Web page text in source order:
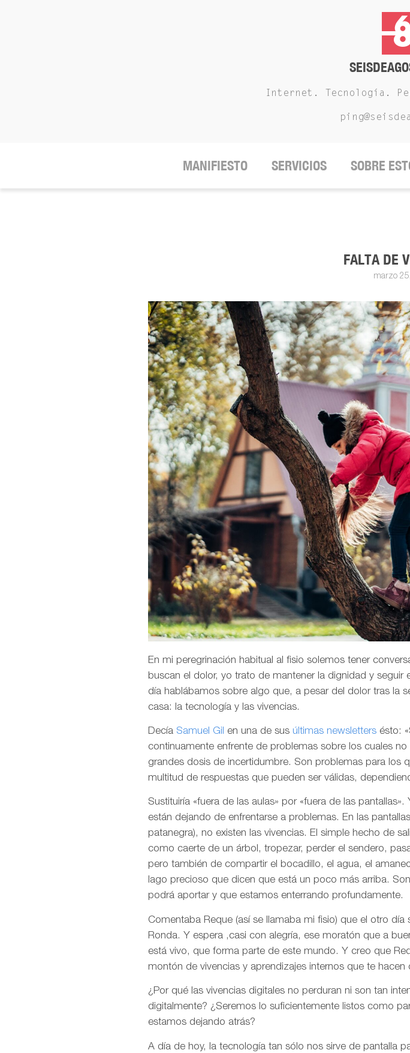
Internet. Tecnología.
MANIFIESTO SERVICIOS SOBRE
FALTA DE
marzo
En mi peregrinación habitual al fisio solemos tener
buscan el dolor, yo trato de mantener la dignidad y
día hablábamos sobre algo que, a pesar del dolor tras la
casa: la tecnología y las vivencias.
Decía Samuel Gil en una de sus últimas newsletters ésto:
continuamente enfrente de problemas sobre los cuales
grandes dosis de incertidumbre. Son problemas para los
multitud de respuestas que pueden ser válidas,
Sustituiría «fuera de las aulas» por «fuera de las
están dejando de enfrentarse a problemas. En las
patanegra), no existen las vivencias. El simple hecho de
como caerte de un árbol, tropezar, perder el sendero,
pero también de compartir el bocadillo, el agua, el
lago precioso que dicen que está un poco más arriba.
podrá aportar y que estamos enterrando profundamente.
Comentaba Reque (así se llamaba mi fisio) que el otro
Ronda. Y espera ,casi con alegría, ese moratón que a
está vivo, que forma parte de este mundo. Y creo que
montón de vivencias y aprendizajes internos que te
¿Por qué las vivencias digitales no perduran ni son tan
digitalmente? ¿Seremos lo suficientemente listos como
estamos dejando atrás?
A día de hoy, la tecnología tan sólo nos sirve de pantalla